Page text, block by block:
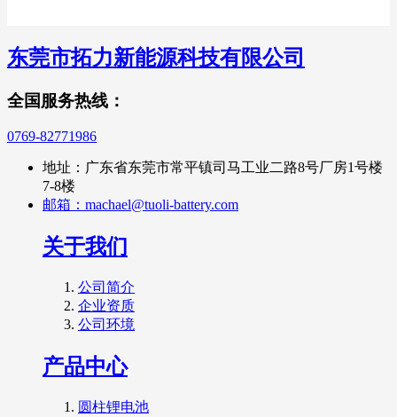
东莞市拓力新能源科技有限公司
全国服务热线：
0769-82771986
地址：广东省东莞市常平镇司马工业二路8号厂房1号楼
7-8楼
邮箱：machael@tuoli-battery.com
关于我们
公司简介
企业资质
公司环境
产品中心
圆柱锂电池